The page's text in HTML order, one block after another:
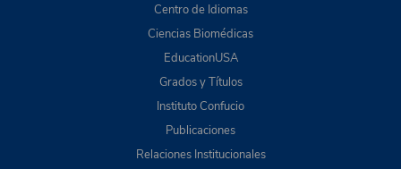
Centro de Idiomas
Ciencias Biomédicas
EducationUSA
Grados y Títulos
Instituto Confucio
Publicaciones
Relaciones Institucionales